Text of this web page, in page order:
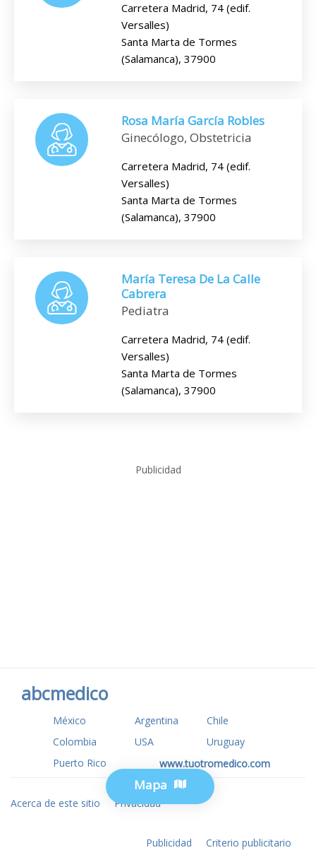
Carretera Madrid, 74 (edif.
Versalles)
Santa Marta de Tormes
(Salamanca), 37900
Rosa María García Robles
Ginecólogo, Obstetricia
Carretera Madrid, 74 (edif.
Versalles)
Santa Marta de Tormes
(Salamanca), 37900
María Teresa De La Calle
Cabrera
Pediatra
Carretera Madrid, 74 (edif.
Versalles)
Santa Marta de Tormes
(Salamanca), 37900
Mapa
Publicidad
abcmedico
México Argentina
Chile
Colombia
USA
Uruguay
Puerto Rico
www.tuotromedico.com
Acerca de este sitio Privacidad
Publicidad Criterio publicitario